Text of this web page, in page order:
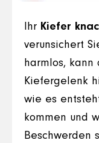
Ihr Kiefer
verunsichert
harmlos, kann
Kiefergelenk
wie es
kommen und
Beschwerden